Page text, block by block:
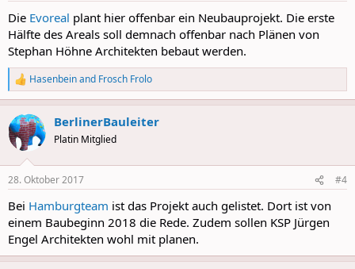
Die Evoreal plant hier offenbar ein Neubauprojekt. Die erste
Hälfte des Areals soll demnach offenbar nach Plänen von
Stephan Höhne Architekten bebaut werden.
R
e
a
c
t
i
s
Hasenbeinand Frosch Frolo
BerlinerBauleiter
Platin Mitglied
28. Oktober 2017 #4
Bei Hamburgteam ist das Projekt auch gelistet. Dort ist von
einem Baubeginn 2018 die Rede. Zudem sollen KSP Jürgen
Engel Architekten wohl mit planen.